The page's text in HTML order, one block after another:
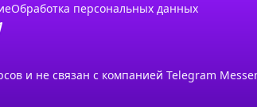
Обработка персональных данных
и не связан с компанией Telegram